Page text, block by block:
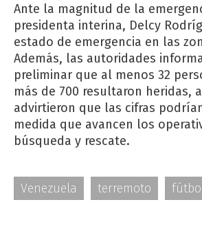
Ante la magnitud de la
presidenta interina, Delcy
estado de emergencia en las
Además, las autoridades
preliminar que al menos 32
más de 700 resultaron heridas,
advirtieron que las cifras
medida que avancen los
búsqueda y rescate.
Venezuela terremoto